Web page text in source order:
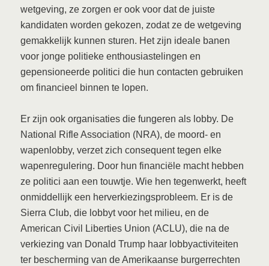
wetgeving, ze zorgen er ook voor dat de juiste
kandidaten worden gekozen, zodat ze de wetgeving
gemakkelijk kunnen sturen. Het zijn ideale banen
voor jonge politieke enthousiastelingen en
gepensioneerde politici die hun contacten gebruiken
om financieel binnen te lopen.
Er zijn ook organisaties die fungeren als lobby. De
National Rifle Association (NRA), de moord- en
wapenlobby, verzet zich consequent tegen elke
wapenregulering. Door hun financiële macht hebben
ze politici aan een touwtje. Wie hen tegenwerkt, heeft
onmiddellijk een herverkiezingsprobleem. Er is de
Sierra Club, die lobbyt voor het milieu, en de
American Civil Liberties Union (ACLU), die na de
verkiezing van Donald Trump haar lobbyactiviteiten
ter bescherming van de Amerikaanse burgerrechten